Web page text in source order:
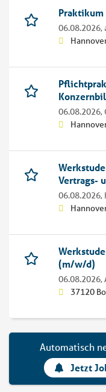
06.08.2026,
06.08.2026,
Vertrags-
06.08.2026,
(m/w/d)
06.08.2026,
37120
Automatisch
Jetzt